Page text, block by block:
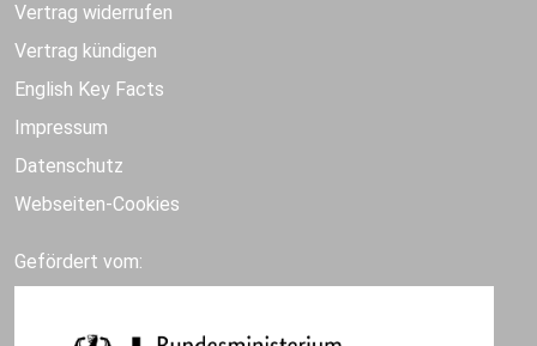
Vertrag widerrufen
Vertrag kündigen
English Key Facts
Impressum
Datenschutz
Webseiten-Cookies
Gefördert vom: